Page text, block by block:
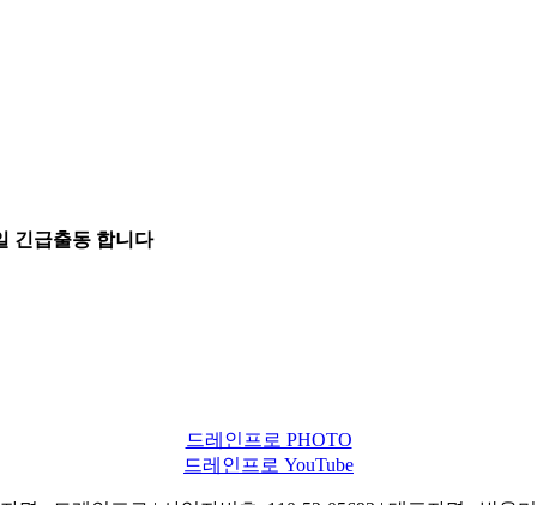
긴급출동 합니다
드레인프로 PHOTO
드레인프로 YouTube